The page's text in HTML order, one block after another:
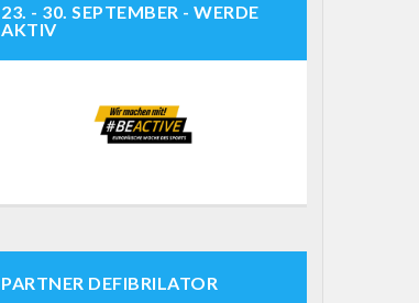
23. - 30. SEPTEMBER - WERDE
AKTIV
PARTNER DEFIBRILATOR